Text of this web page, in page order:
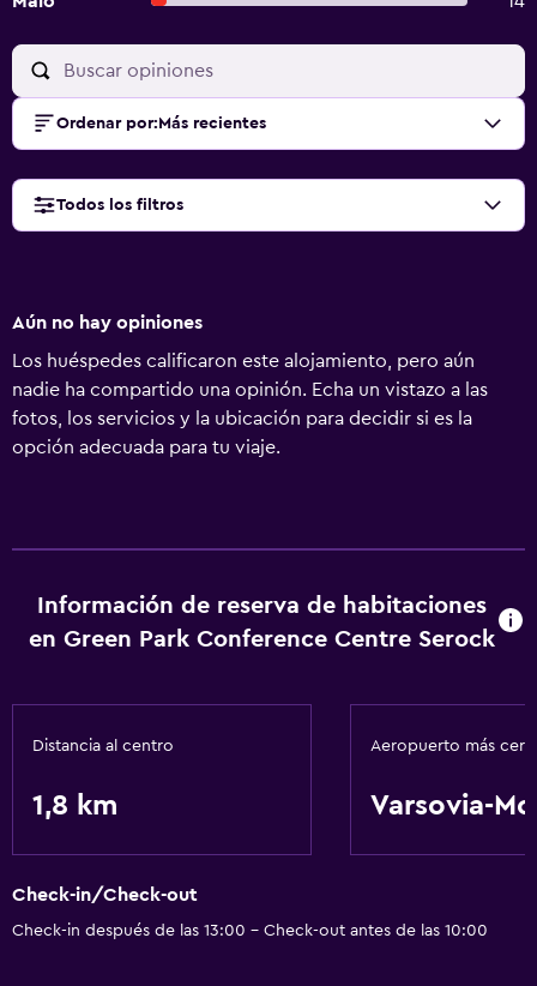
Ordenar por: Más recientes
Todos los filtros
Aún no hay opiniones
Los huéspedes calificaron este alojamiento, pero aún
nadie ha compartido una opinión. Echa un vistazo a las
fotos, los servicios y la ubicación para decidir si es la
opción adecuada para tu viaje.
Información de reserva de habitaciones
en Green Park Conference Centre Serock
Distancia al centro
1,8 km
Aeropuerto más
Varsovia-
Check-in/Check-out
Check-in después de las 13:00 - Check-out antes de las 10:00